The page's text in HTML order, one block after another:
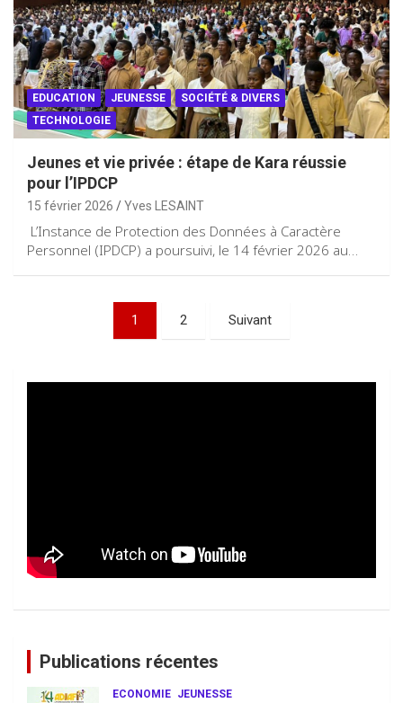
EDUCATION JEUNESSE
SOCIÉTÉ & DIVERS
TECHNOLOGIE
Jeunes et vie privée : étape de Kara réussie
pour l’IPDCP
15 février 2026 Yves LESAINT
L’Instance de Protection des Données à Caractère
Personnel (IPDCP) a poursuivi, le 14 février 2026 au…
1 2 Suivant
Publications récentes
ECONOMIE JEUNESSE